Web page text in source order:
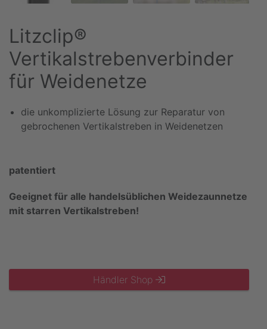
Litzclip®
Vertikalstrebenverbinder
für Weidenetze
die unkomplizierte Lösung zur Reparatur von
gebrochenen Vertikalstreben in Weidenetzen
patentiert
Geeignet für alle handelsüblichen Weidezaunnetze
mit starren Vertikalstreben!
Händler Shop